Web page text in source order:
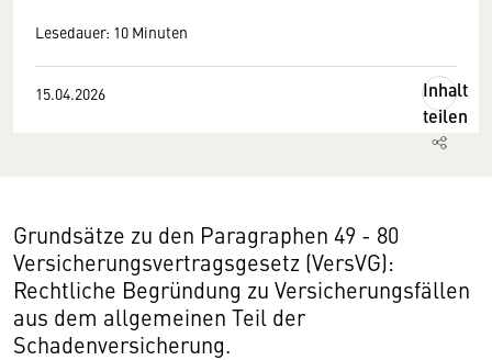
Lesedauer: 10 Minuten
15.04.2026
Inhalt
teilen
Grundsätze zu den Paragraphen 49 - 80
Versicherungsvertragsgesetz (VersVG):
Rechtliche Begründung zu Versicherungsfällen
aus dem allgemeinen Teil der
Schadenversicherung.